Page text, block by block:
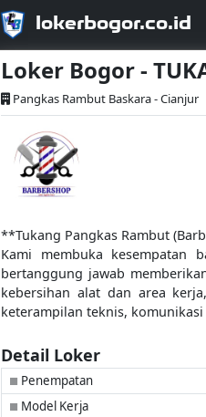
lokerbogor.co.id
Loker Bogor -
Pangkas Rambut Baskara - Cianjur
**Tukang Pangkas Rambut
Kami membuka kesempatan
bertanggung jawab
kebersihan alat dan area
keterampilan teknis,
Detail Loker
■ Penempatan
■ Model Kerja